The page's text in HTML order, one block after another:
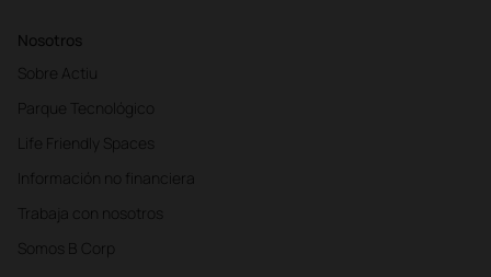
Nosotros
Sobre Actiu
Parque Tecnológico
Life Friendly Spaces
Información no financiera
Trabaja con nosotros
Somos B Corp